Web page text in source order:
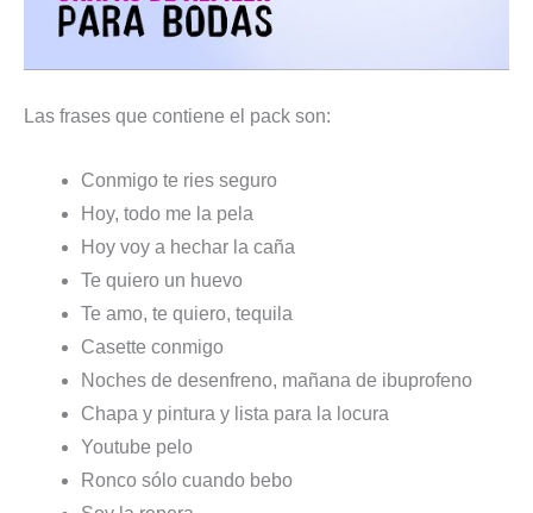
Las frases que contiene el pack son:
Conmigo te ries seguro
Hoy, todo me la pela
Hoy voy a hechar la caña
Te quiero un huevo
Te amo, te quiero, tequila
Casette conmigo
Noches de desenfreno, mañana de ibuprofeno
Chapa y pintura y lista para la locura
Youtube pelo
Ronco sólo cuando bebo